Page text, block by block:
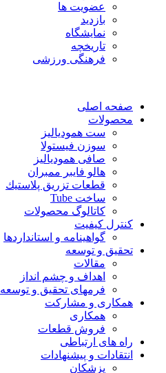
عضویت ها
بازدید
نمایشگاه
تاريخچه
فرهنگی ورزشی
صفحه اصلی
محصولات
ست همودیالیز
سوزن فیستولا
صافی همودیالیز
هالو فایبر ممبران
قطعات تزريق پلاستيك
ساخت Tube
کاتالوگ محصولات
کنترل کیفیت
گواهينامه و استانداردها
تحقيق و توسعه
مقالات
اهداف و چشم انداز
فرمهای تحقیق و توسعه
همکاری و مشارکت
همکاری
فروش قطعات
راه های ارتباطی
انتقادات و پيشنهادات
پزشكان